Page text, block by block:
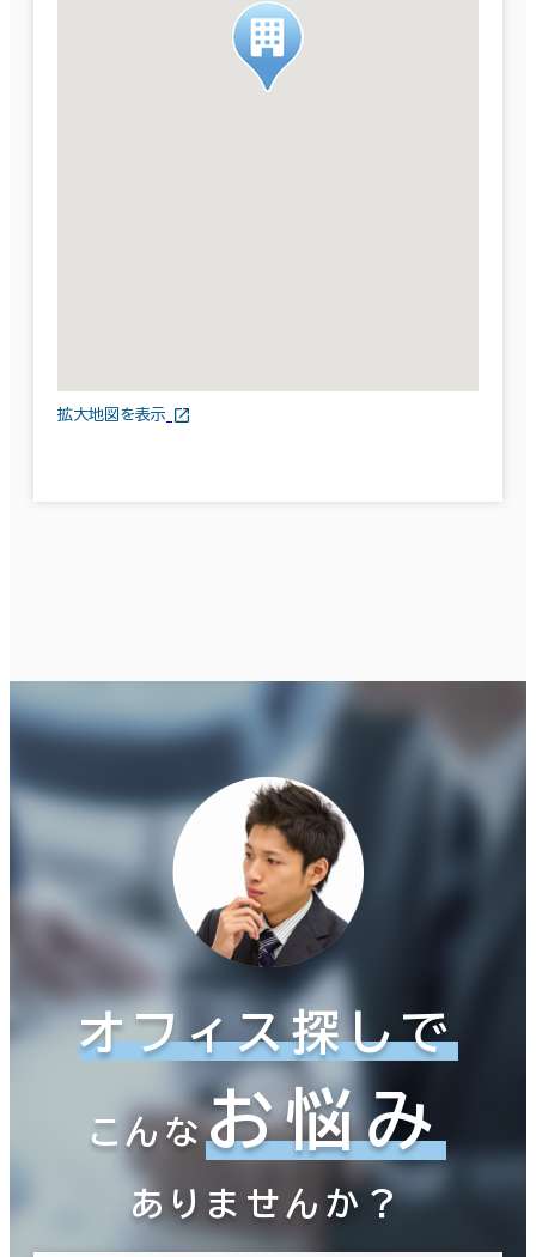
拡大地図を表示
オフィス探しで
こんなお悩み
ありませんか？